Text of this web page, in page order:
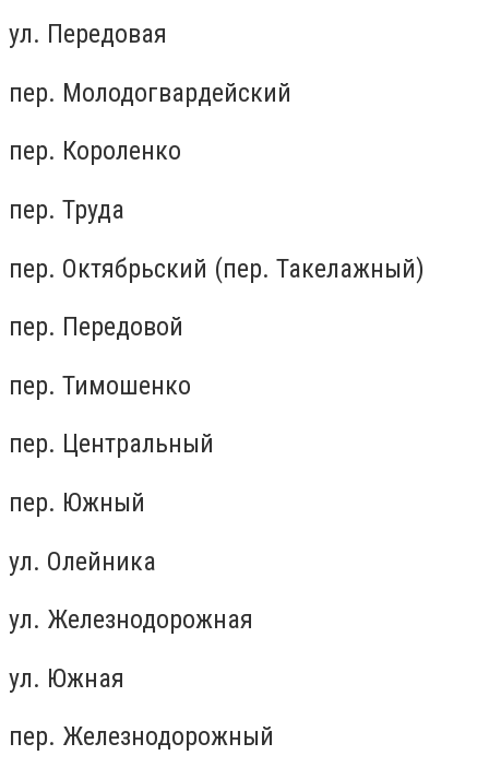
ул. Передовая
пер. Молодогвардейский
пер. Короленко
пер. Труда
пер. Октябрьский (пер. Такелажный)
пер. Передовой
пер. Тимошенко
пер. Центральный
пер. Южный
ул. Олейника
ул. Железнодорожная
ул. Южная
пер. Железнодорожный